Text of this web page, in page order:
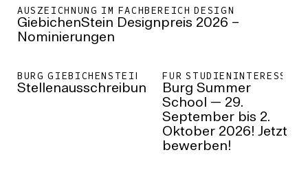
AUSZEICHNUNG IM FACHBEREICH DESIGN
GiebichenStein Designpreis 2026 –
Nominierungen
BURG GIEBICHENSTEIN KUNSTHOCHSCHULE HALLE
Stellenausschreibungen
FÜR
Burg Summer
School — 29.
September bis 2.
Oktober 2026! Jetzt
bewerben!